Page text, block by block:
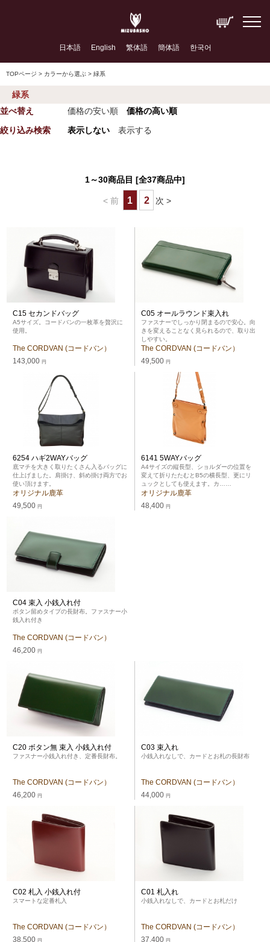
日本語 English 繁体語 簡体語 한국어
TOPページ > カラーから選ぶ > 緑系
緑系
並べ替え
価格の安い順
価格の高い順
絞り込み検索
表示しない 表示する
1～30商品目 [全37商品中]
< 前 1 2 次 >
C15 セカンドバッグ
A5サイズ。コードバンの一枚革を贅沢に
使用。
The CORDVAN (コードバン）
143,000 円
C05 オールラウンド束入れ
ファスナーでしっかり閉まるので安心。向
きを変えることなく見られるので、取り出
しやすい。
The CORDVAN (コードバン）
49,500 円
6254 ハギ2WAYバッグ
底マチを大きく取りたくさん入るバッグに
仕上げました。肩掛け、斜め掛け両方でお
使い頂けます。
オリジナル鹿革
49,500 円
6141 5WAYバッグ
A4サイズの縦長型、ショルダーの位置を
変えて折りたたむとB5の横長型、更にリ
ュックとしても使えます。カ……
オリジナル鹿革
48,400 円
C04 束入 小銭入れ付
ボタン留めタイプの長財布。ファスナー小
銭入れ付き
The CORDVAN (コードバン）
46,200 円
C20 ボタン無 束入 小銭入れ付
ファスナー小銭入れ付き、定番長財布。
The CORDVAN (コードバン）
46,200 円
C03 束入れ
小銭入れなしで、カードとお札の長財布
The CORDVAN (コードバン）
44,000 円
C02 札入 小銭入れ付
スマートな定番札入
The CORDVAN (コードバン）
38,500 円
C01 札入れ
小銭入れなしで、カードとお札だけ
The CORDVAN (コードバン）
37,400 円